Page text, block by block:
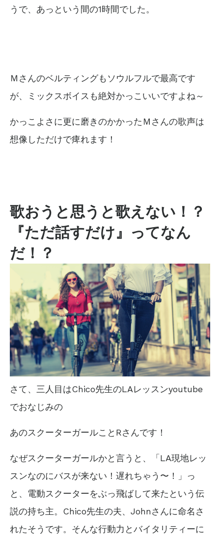
うで、あっという間の1時間でした。
Ｍさんのベルティングもソウルフルで最高です
が、ミックスボイスも絶対かっこいいですよね～
かっこよさに更に磨きのかかったＭさんの歌声は
想像しただけで痺れます！
歌おうと思うと歌えない！？
『ただ話すだけ』ってなん
だ！？
さて、三人目はChico先生のLAレッスンyoutube
でおなじみの
あのスクーターガールことRさんです！
なぜスクーターガールかと言うと、「LA現地レッ
スンなのにバスが来ない！遅れちゃう〜！」っ
と、電動スクーターをぶっ飛ばして来たという伝
説の持ち主。Chico先生の夫、Johnさんに命名さ
れたそうです。そんな行動力とバイタリティーに